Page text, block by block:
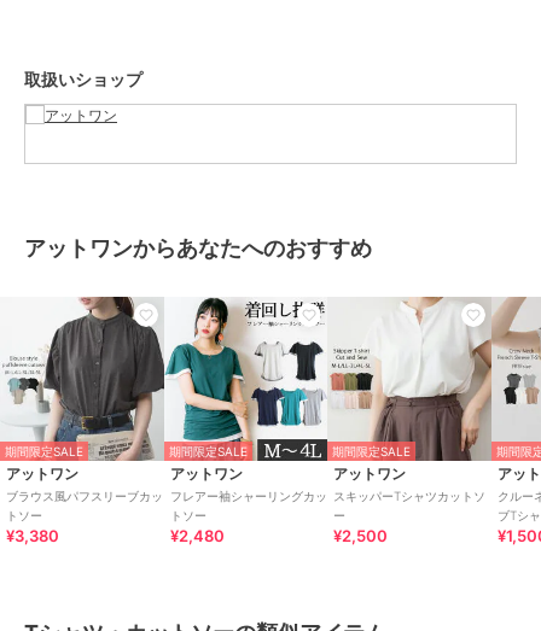
オフホワイト・ブラック・チャコールグレー・グレイッシュベージュ
・生地の厚さ:厚い〇〇〇●〇薄い
・伸縮性:縦なし・横ややあり
・透け感オフホワイト:ややあり
・裏地:なし
・光沢:なし
【素材】綿100%
【原産国】バングラデシュ
取扱いショップ
アットワンからあなたへのおすすめ
期間限定SALE
アットワン
ブラウス風パフスリーブカッ
トソー
¥3,380
期間限定SALE
アットワン
フレアー袖シャーリングカッ
トソー
¥2,480
期間限定SALE
アットワン
スキッパーTシャツカットソ
ー
¥2,500
期間限
アッ
クルー
ブTシ